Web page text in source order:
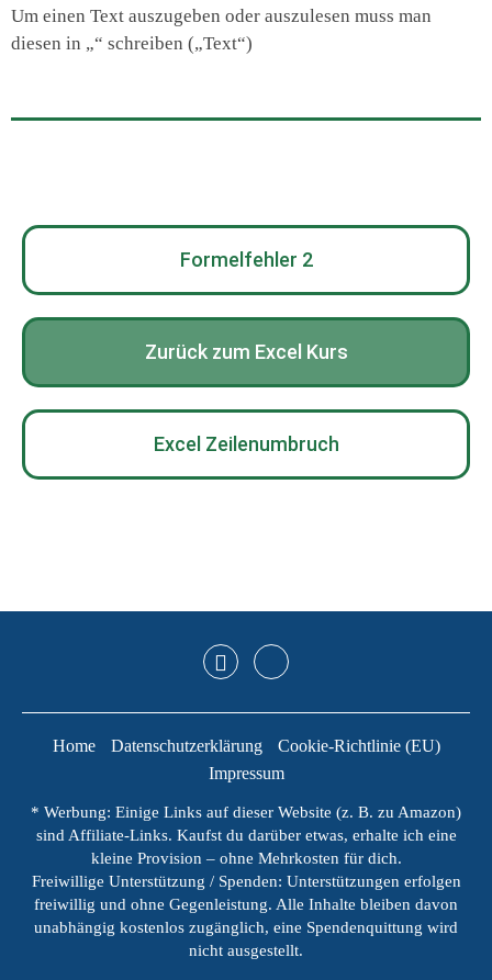
Um einen Text auszugeben oder auszulesen muss man
diesen in „“ schreiben („Text“)
Formelfehler 2
Zurück zum Excel Kurs
Excel Zeilenumbruch
Home Datenschutzerklärung
Cookie-Richtlinie (EU)
Impressum
* Werbung: Einige Links auf dieser Website (z. B. zu Amazon)
sind Affiliate-Links. Kaufst du darüber etwas, erhalte ich eine
kleine Provision – ohne Mehrkosten für dich.
Freiwillige Unterstützung / Spenden: Unterstützungen erfolgen
freiwillig und ohne Gegenleistung. Alle Inhalte bleiben davon
unabhängig kostenlos zugänglich, eine Spendenquittung wird
nicht ausgestellt.